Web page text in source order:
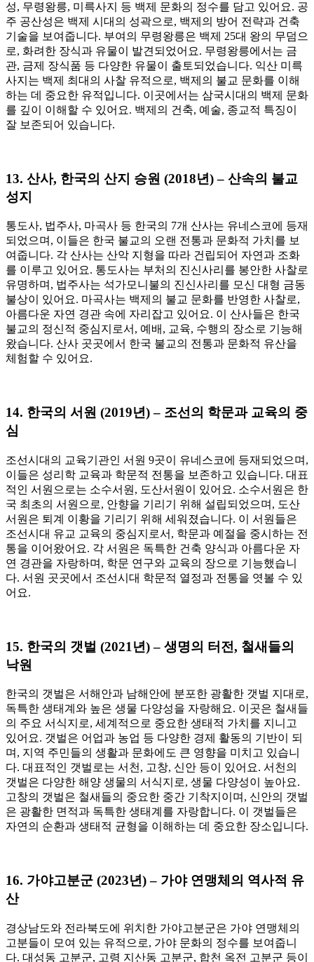
성, 무령왕릉, 미륵사지 등 백제 문화의 정수를 담고 있어요. 공
주 공산성은 백제 시대의 성곽으로, 백제의 방어 전략과 건축
기술을 보여줍니다. 부여의 무령왕릉은 백제 25대 왕의 무덤으
로, 화려한 장식과 유물이 발견되었어요. 무령왕릉에서는 금
관, 금제 장식품 등 다양한 유물이 출토되었습니다. 익산 미륵
사지는 백제 최대의 사찰 유적으로, 백제의 불교 문화를 이해
하는 데 중요한 유적입니다. 이곳에서는 삼국시대의 백제 문화
를 깊이 이해할 수 있어요. 백제의 건축, 예술, 종교적 특징이
잘 보존되어 있습니다.
13. 산사, 한국의 산지 승원 (2018년) – 산속의 불교
성지
통도사, 법주사, 마곡사 등 한국의 7개 산사는 유네스코에 등재
되었으며, 이들은 한국 불교의 오랜 전통과 문화적 가치를 보
여줍니다. 각 산사는 산악 지형을 따라 건립되어 자연과 조화
를 이루고 있어요. 통도사는 부처의 진신사리를 봉안한 사찰로
유명하며, 법주사는 석가모니불의 진신사리를 모신 대형 금동
불상이 있어요. 마곡사는 백제의 불교 문화를 반영한 사찰로,
아름다운 자연 경관 속에 자리잡고 있어요. 이 산사들은 한국
불교의 정신적 중심지로서, 예배, 교육, 수행의 장소로 기능해
왔습니다. 산사 곳곳에서 한국 불교의 전통과 문화적 유산을
체험할 수 있어요.
14. 한국의 서원 (2019년) – 조선의 학문과 교육의 중
심
조선시대의 교육기관인 서원 9곳이 유네스코에 등재되었으며,
이들은 성리학 교육과 학문적 전통을 보존하고 있습니다. 대표
적인 서원으로는 소수서원, 도산서원이 있어요. 소수서원은 한
국 최초의 서원으로, 안향을 기리기 위해 설립되었으며, 도산
서원은 퇴계 이황을 기리기 위해 세워졌습니다. 이 서원들은
조선시대 유교 교육의 중심지로서, 학문과 예절을 중시하는 전
통을 이어왔어요. 각 서원은 독특한 건축 양식과 아름다운 자
연 경관을 자랑하며, 학문 연구와 교육의 장으로 기능했습니
다. 서원 곳곳에서 조선시대 학문적 열정과 전통을 엿볼 수 있
어요.
15. 한국의 갯벌 (2021년) – 생명의 터전, 철새들의
낙원
한국의 갯벌은 서해안과 남해안에 분포한 광활한 갯벌 지대로,
독특한 생태계와 높은 생물 다양성을 자랑해요. 이곳은 철새들
의 주요 서식지로, 세계적으로 중요한 생태적 가치를 지니고
있어요. 갯벌은 어업과 농업 등 다양한 경제 활동의 기반이 되
며, 지역 주민들의 생활과 문화에도 큰 영향을 미치고 있습니
다. 대표적인 갯벌로는 서천, 고창, 신안 등이 있어요. 서천의
갯벌은 다양한 해양 생물의 서식지로, 생물 다양성이 높아요.
고창의 갯벌은 철새들의 중요한 중간 기착지이며, 신안의 갯벌
은 광활한 면적과 독특한 생태계를 자랑합니다. 이 갯벌들은
자연의 순환과 생태적 균형을 이해하는 데 중요한 장소입니다.
16. 가야고분군 (2023년) – 가야 연맹체의 역사적 유
산
경상남도와 전라북도에 위치한 가야고분군은 가야 연맹체의
고분들이 모여 있는 유적으로, 가야 문화의 정수를 보여줍니
다. 대성동 고분군, 고령 지산동 고분군, 합천 옥전 고분군 등이